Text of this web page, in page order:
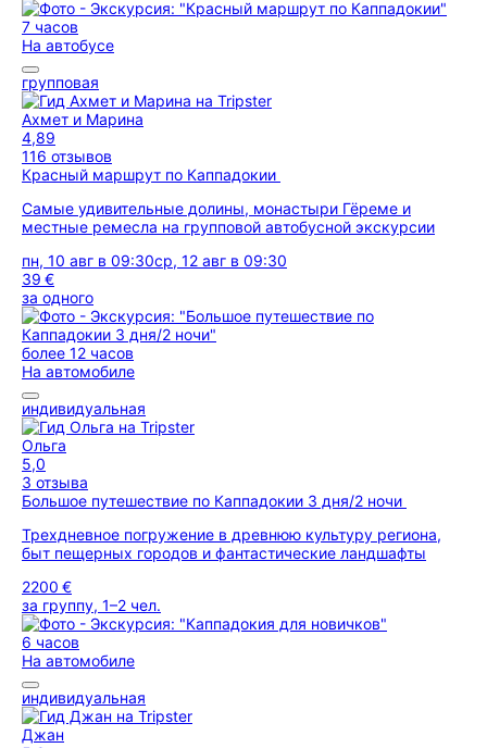
7 часов
На автобусе
групповая
Ахмет и Марина
4,89
116 отзывов
Красный маршрут по Каппадокии
Самые удивительные долины, монастыри Гёреме и
местные ремесла на групповой автобусной экскурсии
пн, 10 авг в 09:30ср, 12 авг в 09:30
39 €
за одного
более 12 часов
На автомобиле
индивидуальная
Ольга
5,0
3 отзыва
Большое путешествие по Каппадокии 3 дня/2 ночи
Трехдневное погружение в древнюю культуру региона,
быт пещерных городов и фантастические ландшафты
2200 €
за группу, 1–2 чел.
6 часов
На автомобиле
индивидуальная
Джан